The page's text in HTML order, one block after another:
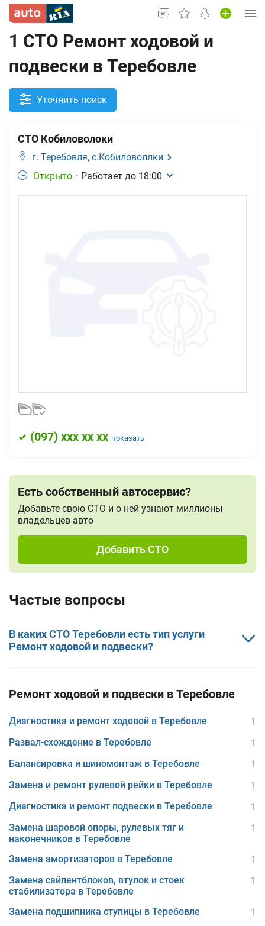
Вход в кабинет
Автомобили б/у
Новые авто
Новости
Все для авто
1 СТО Ремонт ходовой и
подвески в Теребовле
Уточнить поиск
СТО Кобиловолоки
г. Теребовля, с.Кобиловоллки
Открыто • Работает до 18:00
(097) xxx xx xx показать
Есть собственный автосервис?
Добавьте свою СТО и о ней узнают миллионы
владельцев авто
Добавить СТО
Частые вопросы
В каких СТО Теребовли есть тип услуги
Ремонт ходовой и подвески?
Ремонт ходовой и подвески в Теребовле
Диагностика и ремонт ходовой в Теребовле
1
Развал-схождение в Теребовле
1
Балансировка и шиномонтаж в Теребовле
1
Замена и ремонт рулевой рейки в Теребовле
1
Диагностика и ремонт подвески в Теребовле
1
Замена шаровой опоры, рулевых тяг и
наконечников в Теребовле
1
Замена амортизаторов в Теребовле
1
Замена сайлентблоков, втулок и стоек
стабилизатора в Теребовле
1
Замена подшипника ступицы в Теребовле
1